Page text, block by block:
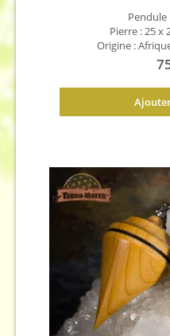
Pendule
Pierre : 25 x
Origine :